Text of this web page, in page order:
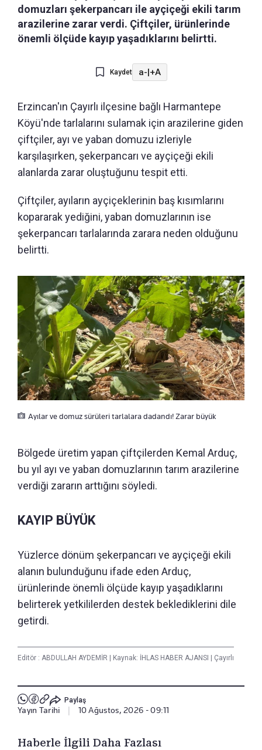
domuzları şekerpancarı ile ayçiçeği ekili tarım
arazilerine zarar verdi. Çiftçiler, ürünlerinde
önemli ölçüde kayıp yaşadıklarını belirtti.
Kaydet a-|+A
Erzincan'ın Çayırlı ilçesine bağlı Harmantepe
Köyü'nde tarlalarını sulamak için arazilerine giden
çiftçiler, ayı ve yaban domuzu izleriyle
karşılaşırken, şekerpancarı ve ayçiçeği ekili
alanlarda zarar oluştuğunu tespit etti.
Çiftçiler, ayıların ayçiçeklerinin baş kısımlarını
kopararak yediğini, yaban domuzlarının ise
şekerpancarı tarlalarında zarara neden olduğunu
belirtti.
Ayılar ve domuz sürüleri tarlalara dadandı! Zarar büyük
Bölgede üretim yapan çiftçilerden Kemal Arduç,
bu yıl ayı ve yaban domuzlarının tarım arazilerine
verdiği zararın arttığını söyledi.
KAYIP BÜYÜK
Yüzlerce dönüm şekerpancarı ve ayçiçeği ekili
alanın bulunduğunu ifade eden Arduç,
ürünlerinde önemli ölçüde kayıp yaşadıklarını
belirterek yetkililerden destek beklediklerini dile
getirdi.
Editör : ABDULLAH AYDEMİR Kaynak: İHLAS HABER AJANSI Çayırlı
Paylaş
Yayın Tarihi 10 Ağustos, 2026 - 09:11
Haberle İlgili Daha Fazlası